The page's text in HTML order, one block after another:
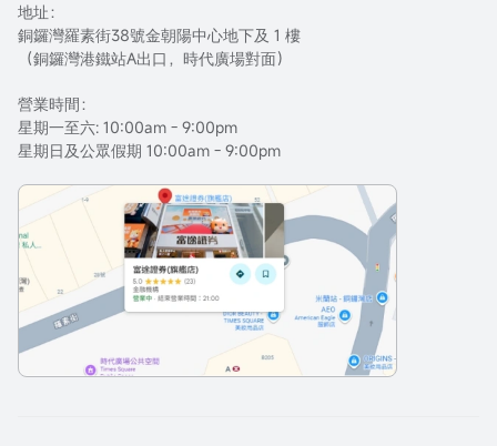
地址：
銅鑼灣羅素街38號金朝陽中心地下及 1 樓
（銅鑼灣港鐵站A出口，時代廣場對面）
營業時間：
星期一至六: 10:00am - 9:00pm
星期日及公眾假期 10:00am - 9:00pm